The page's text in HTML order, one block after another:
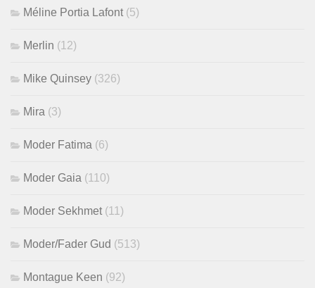
Méline Portia Lafont (5)
Merlin (12)
Mike Quinsey (326)
Mira (3)
Moder Fatima (6)
Moder Gaia (110)
Moder Sekhmet (11)
Moder/Fader Gud (513)
Montague Keen (92)